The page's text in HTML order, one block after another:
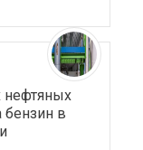
нефтяных
бензин в